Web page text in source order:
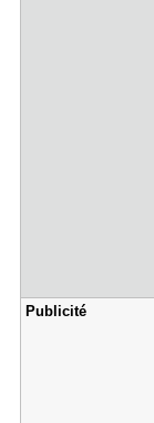
Publicité